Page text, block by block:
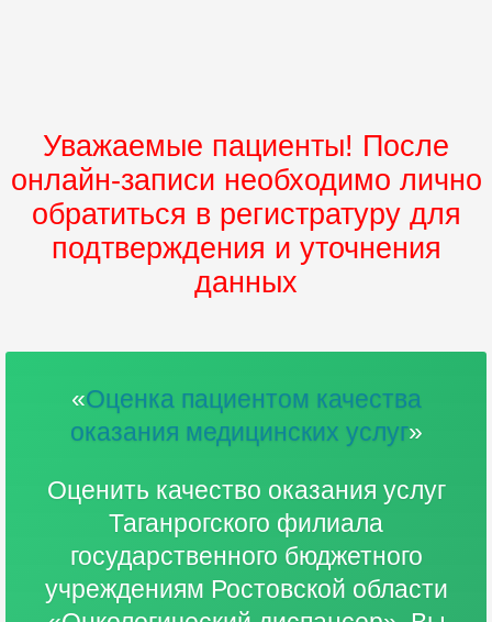
Уважаемые пациенты! После
онлайн-записи необходимо лично
обратиться в регистратуру для
подтверждения и уточнения
данных
«Оценка пациентом качества
оказания медицинских услуг»
Оценить качество оказания услуг
Таганрогского филиала
государственного бюджетного
учреждениям Ростовской области